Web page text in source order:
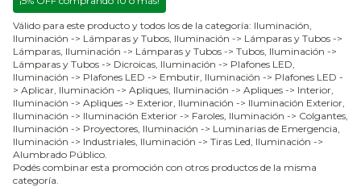
Válido para este producto y todos los de la categoría: Iluminación,
Iluminación -> Lámparas y Tubos, Iluminación -> Lámparas y Tubos ->
Lámparas, Iluminación -> Lámparas y Tubos -> Tubos, Iluminación ->
Lámparas y Tubos -> Dicroicas, Iluminación -> Plafones LED,
Iluminación -> Plafones LED -> Embutir, Iluminación -> Plafones LED -
> Aplicar, Iluminación -> Apliques, Iluminación -> Apliques -> Interior,
Iluminación -> Apliques -> Exterior, Iluminación -> Iluminación Exterior,
Iluminación -> Iluminación Exterior -> Faroles, Iluminación -> Colgantes,
Iluminación -> Proyectores, Iluminación -> Luminarias de Emergencia,
Iluminación -> Industriales, Iluminación -> Tiras Led, Iluminación ->
Alumbrado Público.
Podés combinar esta promoción con otros productos de la misma
categoría.